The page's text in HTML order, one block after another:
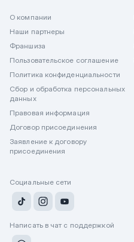
О компании
Наши партнеры
Франшиза
Пользовательское соглашение
Политика конфиденциальности
Сбор и обработка персональных
данных
Правовая информация
Договор присоединения
Заявление к договору
присоединения
Социальные сети
Написать в чат с поддержкой